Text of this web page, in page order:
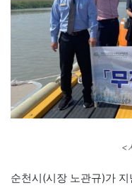
<
순천시(시장 노관규)가